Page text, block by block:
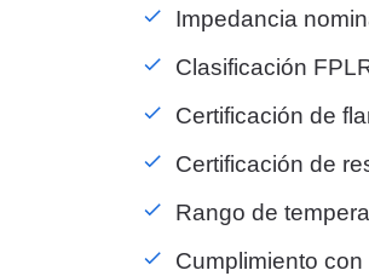
Impedancia
Clasificación
Certificación de
Certificación de
Rango de
Cumplimiento